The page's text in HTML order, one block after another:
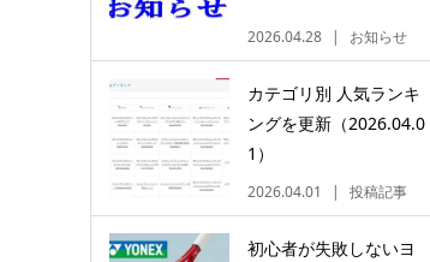
2026.04.28 お知らせ
カテゴリ別 人気ランキ
ングを更新（2026.04.0
1）
2026.04.01 投稿記事
初心者が失敗しないヨ